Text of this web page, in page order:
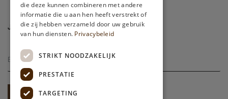
JOIN OUR COMMUNITY
SUBSCRIBE
die deze kunnen combineren met andere
informatie die u aan hen heeft verstrekt of
die zij hebben verzameld door uw gebruik
van hun diensten. Privacybeleid
STRIKT NOODZAKELIJK
PRESTATIE
TARGETING